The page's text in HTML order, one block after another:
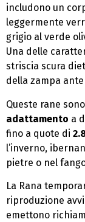
includono un
leggermente
grigio al verde
Una delle
striscia scura
della zampa
Queste rane
adattamento a
fino a quote di
l’inverno,
pietre o nel
La Rana
riproduzione
emettono